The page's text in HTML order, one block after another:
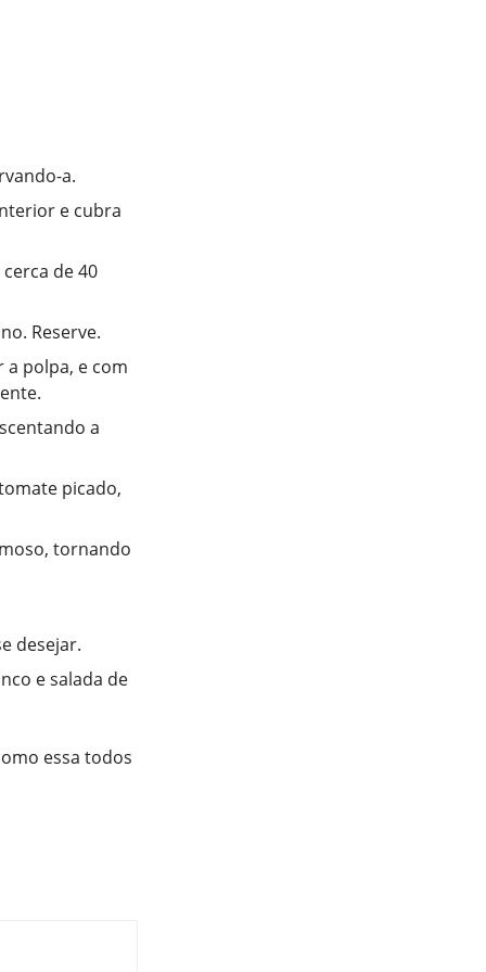
a.
e cubra
de 40
Reserve.
polpa, e com
a
picado,
tornando
desejar.
e salada de
essa todos